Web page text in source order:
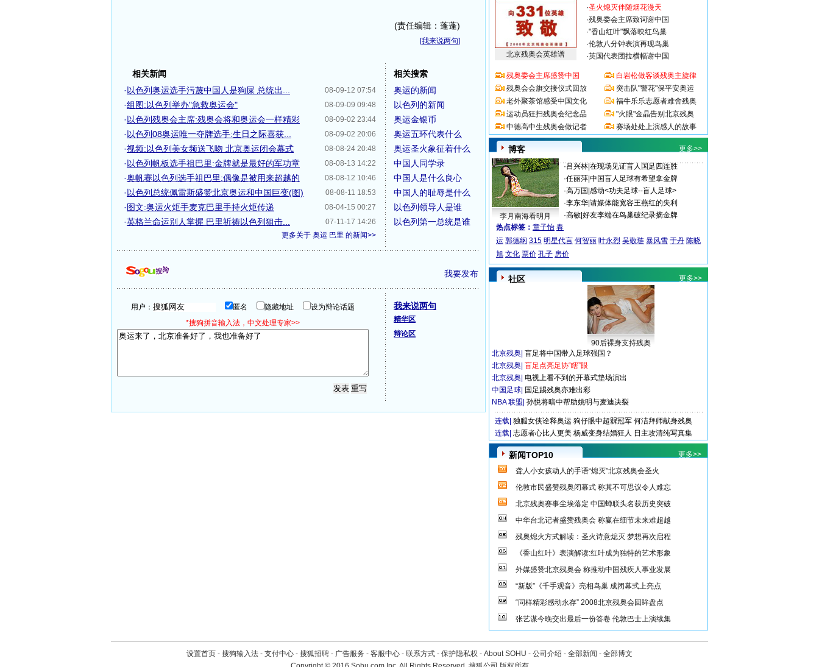
(责任编辑：蓬蓬)
[我来说两句]
相关新闻
08-09-12 07:54
· 以色列奥运选手污蔑中国人是狗屎 总统出...
08-09-09 09:48
·组图:以色列举办"急救奥运会"
08-09-02 23:44
· 以色列残奥会主席:残奥会将和奥运会一样精彩
08-09-02 20:06
· 以色列08奥运唯一夺牌选手:生日之际喜获...
08-08-24 20:48
·视频:以色列美女频送飞吻 北京奥运闭会幕式
08-08-13 14:22
· 以色列帆板选手祖巴里:金牌就是最好的军功章
08-08-12 10:46
·奥帆赛以色列选手祖巴里:偶像是被用来超越的
08-08-11 18:53
· 以色列总统佩雷斯盛赞北京奥运和中国巨变(图)
08-04-15 00:27
·图文:奥运火炬手麦克巴里手持火炬传递
07-11-17 14:26
·英格兰命运别人掌握 巴里祈祷以色列狙击...
更多关于 奥运 巴里 的新闻>>
相关搜索
奥运的新闻
以色列的新闻
奥运金银币
奥运五环代表什么
奥运圣火象征着什么
中国人同学录
中国人是什么良心
中国人的耻辱是什么
以色列领导人是谁
以色列第一总统是谁
我要发布
用户： 匿名 隐藏地址
设为辩论话题
*搜狗拼音输入法，中文处理专家>>
我来说两句
精华区
辩论区
北京残奥会英雄谱
·圣火熄灭伴随烟花漫天
·残奥委会主席致词谢中国
·"香山红叶"飘落映红鸟巢
·伦敦八分钟表演再现鸟巢
·英国代表团拉横幅谢中国
残奥委会主席盛赞中国
残奥会会旗交接仪式回放
老外聚茶馆感受中国文化
运动员狂扫残奥会纪念品
中德高中生残奥会做记者
白岩松做客谈残奥主旋律
突击队"警花"保平安奥运
福牛乐乐志愿者难舍残奥
"火眼"金晶告别北京残奥
赛场处处上演感人的故事
博客 更多>>
李月南海看明月
·吕兴林 在现场见证盲人国足四连胜
·任丽萍 中国盲人足球有希望拿金牌
·高万国 感动<功夫足球--盲人足球>
·李东华 请媒体能宽容王燕红的失利
·高敏 好友李端在鸟巢破纪录摘金牌
热点标签： 章子怡 春
运 郭德纲 315 明星代言 何智丽 叶永烈 吴敬琏 暴风雪 于丹 陈晓
旭 文化 票价 孔子 房价
社区 更多>>
90后裸身支持残奥
北京残奥 盲足将中国带入足球强国？
北京残奥 盲足点亮足协“瞎”眼
北京残奥 电视上看不到的开幕式垫场演出
中国足球 国足踢残奥亦难出彩
NBA 联盟 孙悦将暗中帮助姚明与麦迪决裂
连载| 独腿女侠诠释奥运 狗仔眼中超槑冠军 何洁拜师献身残奥
连载| 志愿者心比人更美 杨威变身结婚狂人 日主攻清纯写真集
新闻TOP10
更多>>
聋人小女孩动人的手语“熄灭”北京残奥会圣火
伦敦市民盛赞残奥闭幕式 称其不可思议令人难忘
北京残奥赛事尘埃落定 中国蝉联头名获历史突破
中华台北记者盛赞残奥会 称赢在细节未来难超越
残奥熄火方式解读：圣火诗意熄灭 梦想再次启程
《香山红叶》表演解读:红叶成为独特的艺术形象
外媒盛赞北京残奥会 称推动中国残疾人事业发展
“新版”《千手观音》亮相鸟巢 成闭幕式上亮点
“同样精彩感动永存” 2008北京残奥会回眸盘点
张艺谋今晚交出最后一份答卷 伦敦巴士上演续集
设置首页 - 搜狗输入法 - 支付中心 - 搜狐招聘 - 广告服务 - 客服中心 - 联系方式 - 保护隐私权 - About SOHU - 公司介绍 - 全部新闻 - 全部博文